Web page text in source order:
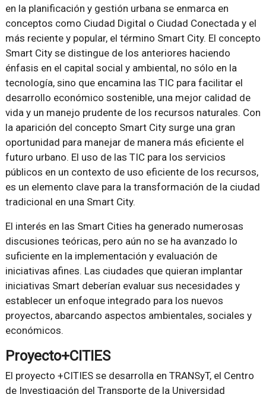
en la planificación y gestión urbana se enmarca en
conceptos como Ciudad Digital o Ciudad Conectada y el
más reciente y popular, el término Smart City. El concepto
Smart City se distingue de los anteriores haciendo
énfasis en el capital social y ambiental, no sólo en la
tecnología, sino que encamina las TIC para facilitar el
desarrollo económico sostenible, una mejor calidad de
vida y un manejo prudente de los recursos naturales. Con
la aparición del concepto Smart City surge una gran
oportunidad para manejar de manera más eficiente el
futuro urbano. El uso de las TIC para los servicios
públicos en un contexto de uso eficiente de los recursos,
es un elemento clave para la transformación de la ciudad
tradicional en una Smart City.
El interés en las Smart Cities ha generado numerosas
discusiones teóricas, pero aún no se ha avanzado lo
suficiente en la implementación y evaluación de
iniciativas afines. Las ciudades que quieran implantar
iniciativas Smart deberían evaluar sus necesidades y
establecer un enfoque integrado para los nuevos
proyectos, abarcando aspectos ambientales, sociales y
económicos.
Proyecto+CITIES
El proyecto +CITIES se desarrolla en TRANSyT, el Centro
de Investigación del Transporte de la Universidad